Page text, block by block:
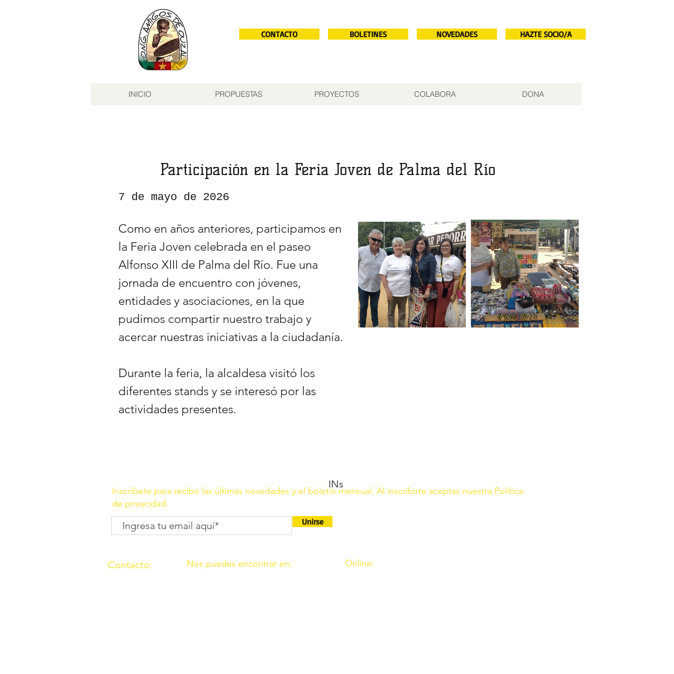
CONTACTO BOLETINES NOVEDADES HAZTE SOCIO/A
INICIO PROPUESTAS PROYECTOS COLABORA DONA
Participación en la Feria Joven de Palma del Río
7 de mayo de 2026
Como en años anteriores, participamos en
la Feria Joven celebrada en el paseo
Alfonso XIII de Palma del Río. Fue una
jornada de encuentro con jóvenes,
entidades y asociaciones, en la que
pudimos compartir nuestro trabajo y
acercar nuestras iniciativas a la ciudadanía.
Durante la feria, la alcaldesa visitó los
diferentes stands y se interesó por las
actividades presentes.
Online:
Contacto: Nos puedes encontrar en:
Inscríbete para recibir las últimas novedades y el boletín mensual. Al inscribirte aceptas nuestra Política
de privacidad.
Unirse
INs